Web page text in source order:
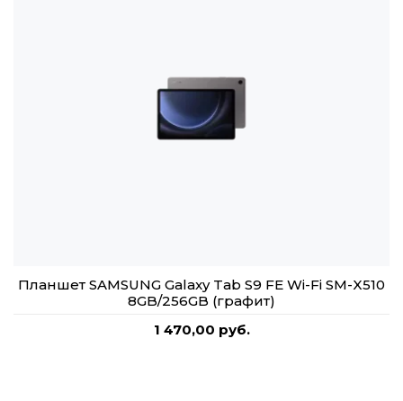
Планшет SAMSUNG Galaxy Tab S9 FE Wi-Fi SM-X510
8GB/256GB (графит)
1 470,00 руб.